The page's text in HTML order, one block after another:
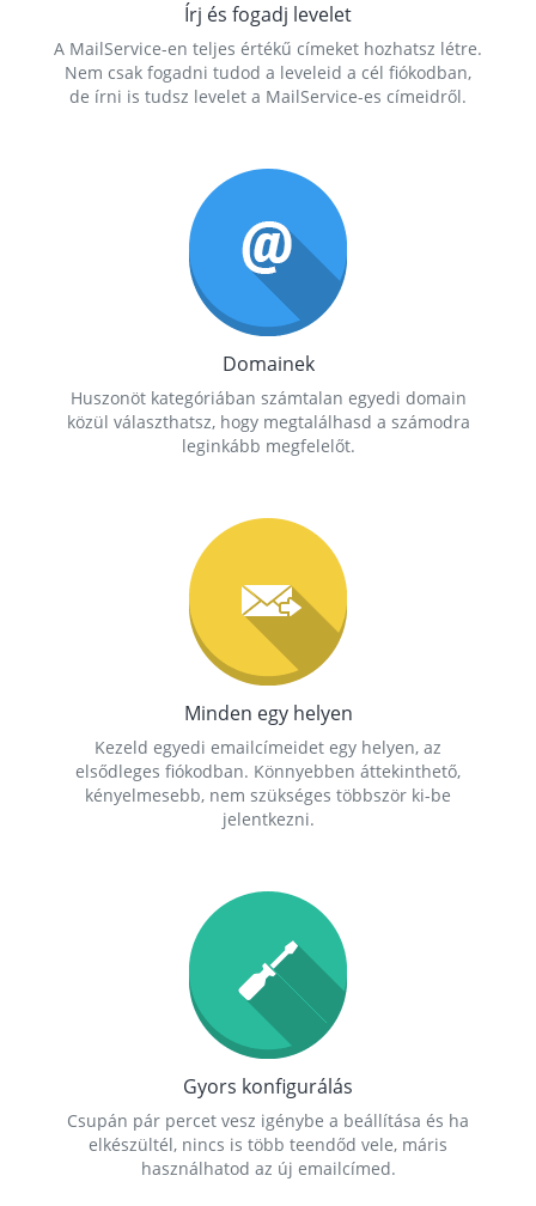
Írj és fogadj levelet
A MailService-en teljes értékű címeket hozhatsz létre.
Nem csak fogadni tudod a leveleid a cél fiókodban,
de írni is tudsz levelet a MailService-es címeidről.
Domainek
Huszonöt kategóriában számtalan egyedi domain
közül választhatsz, hogy megtalálhasd a számodra
leginkább megfelelőt.
Minden egy helyen
Kezeld egyedi emailcímeidet egy helyen, az
elsődleges fiókodban. Könnyebben áttekinthető,
kényelmesebb, nem szükséges többször ki-be
jelentkezni.
Gyors konfigurálás
Csupán pár percet vesz igénybe a beállítása és ha
elkészültél, nincs is több teendőd vele, máris
használhatod az új emailcímed.